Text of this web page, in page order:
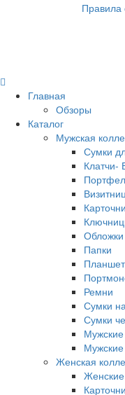
Правила
Главная
Обзоры
Каталог
Мужская
Сумки
Клатчи-
Обложки
Папки
Ремни
Сумки
Сумки
Мужские
Женская